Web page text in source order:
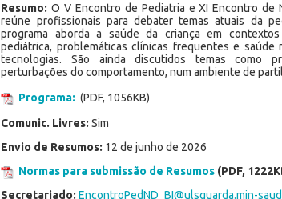
Resumo: O V Encontro de Pediatria e XI Encontro de
reúne profissionais para debater temas atuais da
programa aborda a saúde da criança em
pediátrica, problemáticas clínicas frequentes e
tecnologias. São ainda discutidos temas como
perturbações do comportamento, num ambiente de
Programa: (PDF, 1056KB)
Comunic. Livres: Sim
Envio de Resumos: 12 de junho de 2026
Normas para submissão de Resumos (PDF,
Secretariado: EncontroPedND_BI@ulsguarda.min-